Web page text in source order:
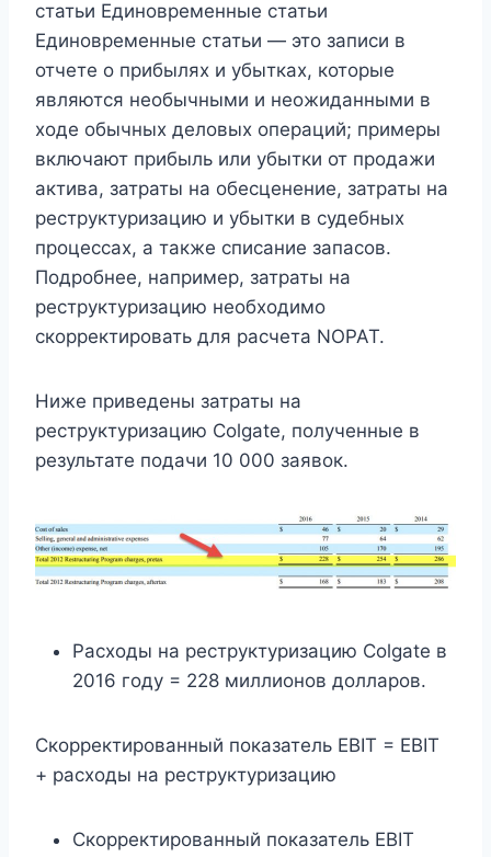
статьи Единовременные статьи
Единовременные статьи — это записи в
отчете о прибылях и убытках, которые
являются необычными и неожиданными в
ходе обычных деловых операций; примеры
включают прибыль или убытки от продажи
актива, затраты на обесценение, затраты на
реструктуризацию и убытки в судебных
процессах, а также списание запасов.
Подробнее, например, затраты на
реструктуризацию необходимо
скорректировать для расчета NOPAT.
Ниже приведены затраты на
реструктуризацию Colgate, полученные в
результате подачи 10 000 заявок.
Расходы на реструктуризацию Colgate в
2016 году = 228 миллионов долларов.
Скорректированный показатель EBIT = EBIT
+ расходы на реструктуризацию
Скорректированный показатель EBIT